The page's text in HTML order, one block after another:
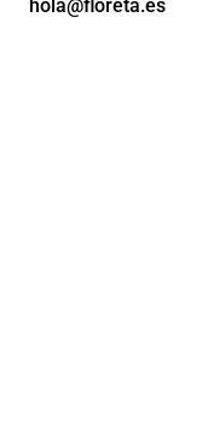
hola@floreta.es